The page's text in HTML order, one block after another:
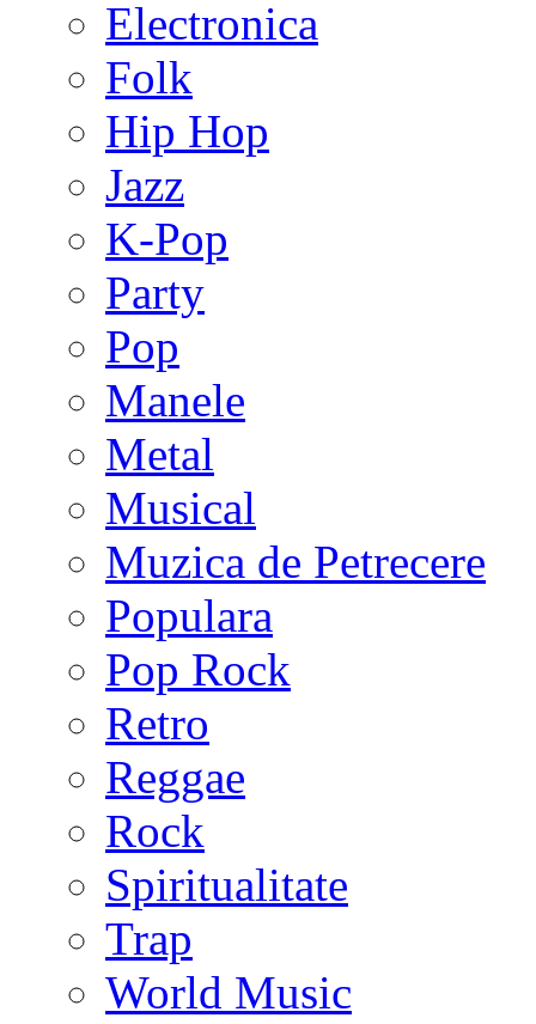
Electronica
Folk
Hip Hop
Jazz
K-Pop
Party
Pop
Manele
Metal
Musical
Muzica de Petrecere
Populara
Pop Rock
Retro
Reggae
Rock
Spiritualitate
Trap
World Music